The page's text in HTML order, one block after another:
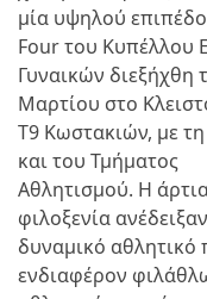
μία υψηλού
Four του Κυπέλλου
Γυναικών διεξήχθη
Μαρτίου στο
Τ9 Κωστακιών, με
και του Τμήματος
Αθλητισμού. Η
φιλοξενία
δυναμικό
ενδιαφέρον